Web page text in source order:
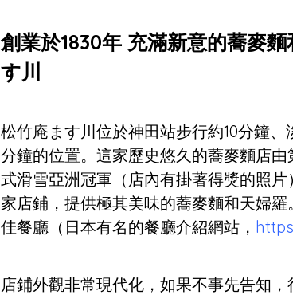
創業於1830年 充滿新意的蕎麥
す川
松竹庵ます川位於神田站步行約10分鐘
分鐘的位置。這家歷史悠久的蕎麥麵店
式滑雪亞洲冠軍（店內有掛著得獎的照
家店鋪，提供極其美味的蕎麥麵和天婦
佳餐廳（日本有名的餐廳介紹網站，
店鋪外觀非常現代化，如果不事先告知